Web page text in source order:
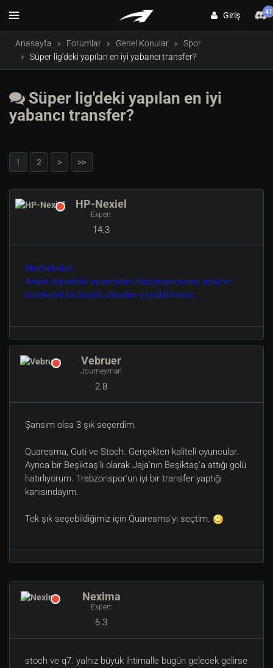
Giriş 41
Anasayfa Forumlar Genel Konular
Spor
Süper lig'deki yapılan en iyi yabancı transfer?
Süper lig'deki yapılan en iyi
yabancı transfer?
1 2 > >>
HP-Nexiel
Expert
14.3
Merhabalar.
Anket dışındaki oyuncuları düşünüyorsanız onların
isimlerini bu başlık altından yazabilirsiniz.
Vebruer
Journeyman
2.8
Şansım olsa 3 şık seçerdim.
Quaresma, Guti ve Stoch. Gerçekten kaliteli oyuncular.
Ayrıca bir Beşiktaş'lı olarak Jaja'nın Beşiktaş'a attığı golü
hatırlıyorum. Trabzonspor'un iyi bir transfer yaptığı
kanısındayım.
Tek şık seçebildiğimiz için Quaresma'yı seçtim.
Nexima
Expert
6.3
stoch ve q7. yalnız büyük ihtimalle bugün gelecek gelirse